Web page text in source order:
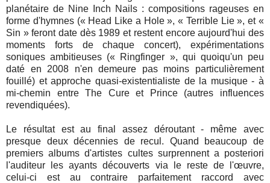
planétaire de Nine Inch Nails : compositions rageuses en
forme d'hymnes (« Head Like a Hole », « Terrible Lie », et «
Sin » feront date dès 1989 et restent encore aujourd'hui des
moments forts de chaque concert), expérimentations
soniques ambitieuses (« Ringfinger », qui quoiqu'un peu
daté en 2008 n'en demeure pas moins particulièrement
fouillé) et approche quasi-existentialiste de la musique - à
mi-chemin entre The Cure et Prince (autres influences
revendiquées).
Le résultat est au final assez déroutant - même avec
presque deux décennies de recul. Quand beaucoup de
premiers albums d'artistes cultes surprennent a posteriori
l'auditeur les ayants découverts via le reste de l'œuvre,
celui-ci est au contraire parfaitement raccord avec